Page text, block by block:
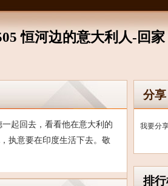
恒河边的意大利人-回家
起回去，看看他在意大利的
执意要在印度生活下去。敬
分享
我要分
排